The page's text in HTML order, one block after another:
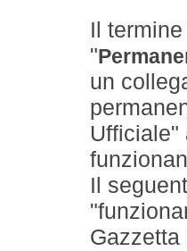
Il
"
un
Ufficiale"
Il
Gazzetta